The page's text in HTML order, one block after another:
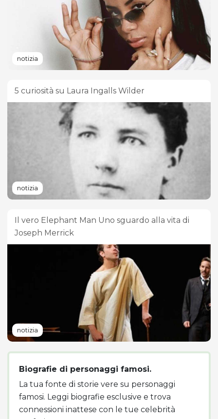
notizia
5 curiosità su Laura Ingalls Wilder
notizia
Il vero Elephant Man Uno sguardo alla vita di
Joseph Merrick
notizia
Biografie di personaggi famosi.
La tua fonte di storie vere su personaggi
famosi. Leggi biografie esclusive e trova
connessioni inattese con le tue celebrità